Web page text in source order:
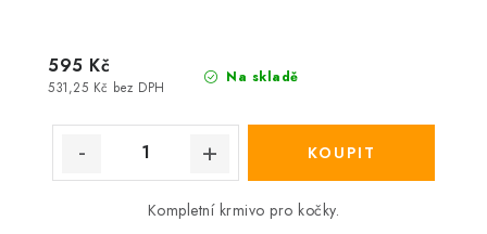
Na skladě
531,25 Kč bez DPH
595 Kč
Kompletní krmivo pro kočky.